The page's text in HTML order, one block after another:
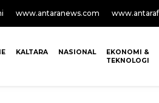
www.antaranews.com
KALTARA NASIONAL
EKONOMI &
TEKNOLOGI